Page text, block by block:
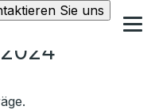
Sie uns